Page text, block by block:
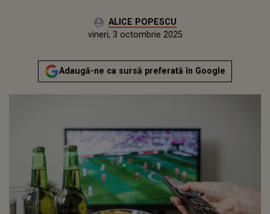
Autor:ALICE POPESCU
Publicat:
vineri, 3 octombrie 2025
Adaugă-ne ca sursă preferată în Google